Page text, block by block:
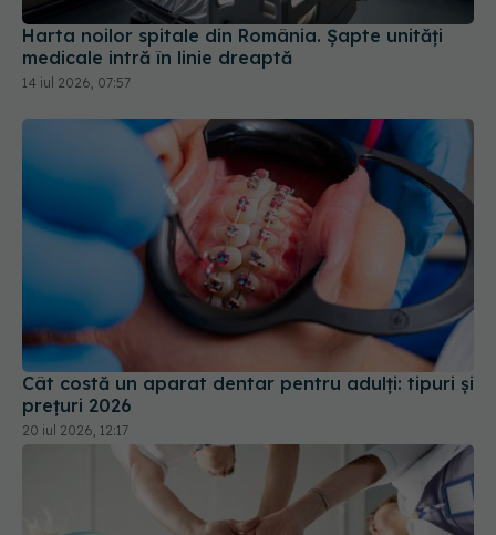
Cât costă un aparat dentar pentru adulți: tipuri și
prețuri 2026
20 iul 2026, 12:17